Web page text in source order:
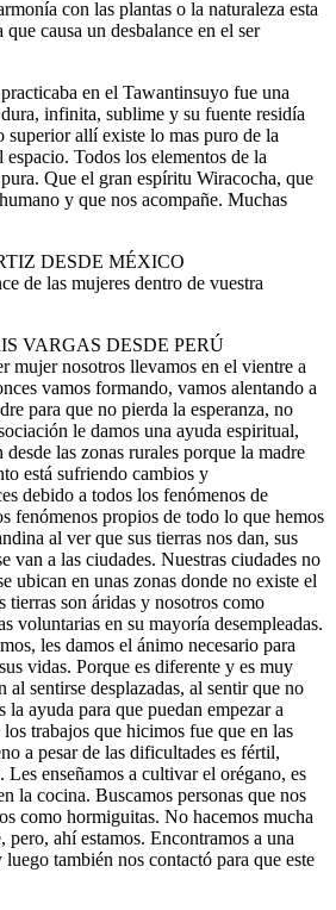
con las plantas o la naturaleza esta
que causa un desbalance en el ser
en el Tawantinsuyo fue una
infinita, sublime y su fuente residía
superior allí existe lo mas puro de la
Todos los elementos de la
Que el gran espíritu Wiracocha, que
y que nos acompañe. Muchas
DESDE MÉXICO
de las mujeres dentro de vuestra
VARGAS DESDE PERÚ
mujer nosotros llevamos en el vientre a
vamos formando, vamos alentando a
para que no pierda la esperanza, no
le damos una ayuda espiritual,
desde las zonas rurales porque la madre
está sufriendo cambios y
debido a todos los fenómenos de
fenómenos propios de todo lo que hemos
al ver que sus tierras nos dan, sus
van a las ciudades. Nuestras ciudades no
ubican en unas zonas donde no existe el
tierras son áridas y nosotros como
voluntarias en su mayoría desempleadas.
les damos el ánimo necesario para
vidas. Porque es diferente y es muy
al sentirse desplazadas, al sentir que no
la ayuda para que puedan empezar a
trabajos que hicimos fue que en las
a pesar de las dificultades es fértil,
Les enseñamos a cultivar el orégano, es
la cocina. Buscamos personas que nos
como hormiguitas. No hacemos mucha
ahí estamos. Encontramos a una
también nos contactó para que este